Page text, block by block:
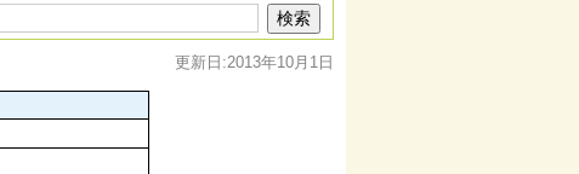
更新日:2013年10月1日